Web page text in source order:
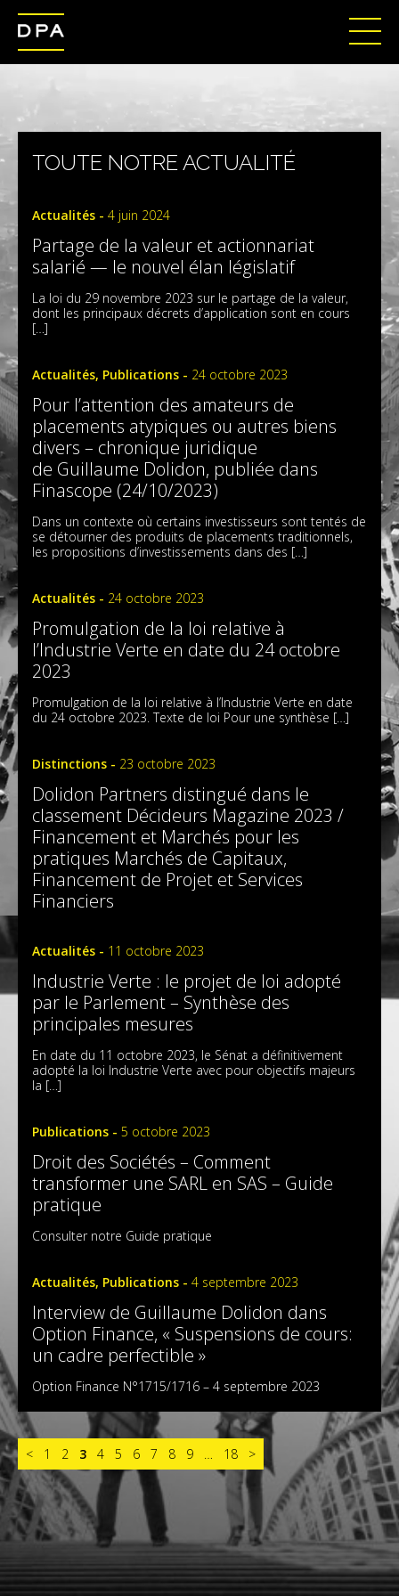
TOUTE NOTRE ACTUALITÉ
Actualités - 4 juin 2024
Partage de la valeur et actionnariat
salarié — le nouvel élan législatif
La loi du 29 novembre 2023 sur le partage de la valeur,
dont les principaux décrets d’application sont en cours
[…]
Actualités, Publications - 24 octobre 2023
Pour l’attention des amateurs de
placements atypiques ou autres biens
divers – chronique juridique
de Guillaume Dolidon, publiée dans
Finascope (24/10/2023)
Dans un contexte où certains investisseurs sont tentés de
se détourner des produits de placements traditionnels,
les propositions d’investissements dans des […]
Actualités - 24 octobre 2023
Promulgation de la loi relative à
l’Industrie Verte en date du 24 octobre
2023
Promulgation de la loi relative à l’Industrie Verte en date
du 24 octobre 2023. Texte de loi Pour une synthèse […]
Distinctions - 23 octobre 2023
Dolidon Partners distingué dans le
classement Décideurs Magazine 2023 /
Financement et Marchés pour les
pratiques Marchés de Capitaux,
Financement de Projet et Services
Financiers
Actualités - 11 octobre 2023
Industrie Verte : le projet de loi adopté
par le Parlement – Synthèse des
principales mesures
En date du 11 octobre 2023, le Sénat a définitivement
adopté la loi Industrie Verte avec pour objectifs majeurs
la […]
Publications - 5 octobre 2023
Droit des Sociétés – Comment
transformer une SARL en SAS – Guide
pratique
Consulter notre Guide pratique
Actualités, Publications - 4 septembre 2023
Interview de Guillaume Dolidon dans
Option Finance, « Suspensions de cours:
un cadre perfectible »
Option Finance N°1715/1716 – 4 septembre 2023
< 1 2 3 4 5 6 7 8 9 … 18 >